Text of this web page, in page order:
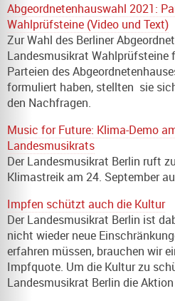
Abgeordnetenhauswahl 2021:
Wahlprüfsteine (Video und Text)
Zur Wahl des Berliner
Landesmusikrat Wahlprüfsteine
Parteien des
formuliert haben, stellten sie
den Nachfragen.
Music for Future: Klima-Demo
Landesmusikrats
Der Landesmusikrat Berlin ruft
Klimastreik am 24. September
Impfen schützt auch die Kultur
Der Landesmusikrat Berlin ist
nicht wieder neue
erfahren müssen, brauchen wir
Impfquote. Um die Kultur zu
Landesmusikrat Berlin die